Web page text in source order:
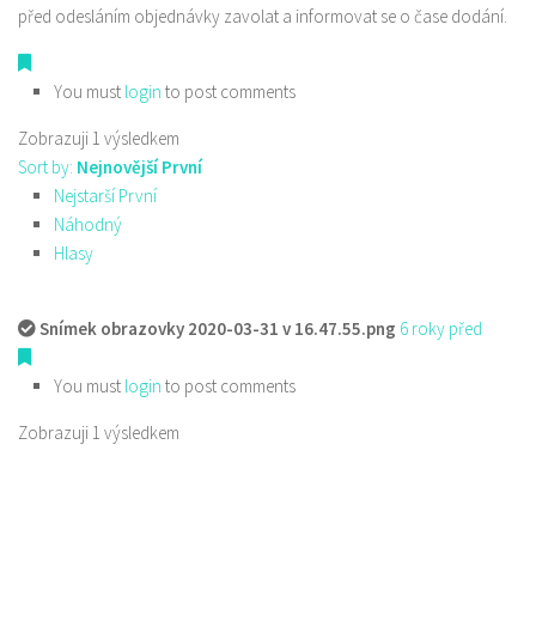
před odesláním objednávky zavolat a informovat se o čase dodání.
You must login to post comments
Zobrazuji 1 výsledkem
Sort by: Nejnovější První
Nejstarší První
Náhodný
Hlasy
Snímek obrazovky 2020-03-31 v 16.47.55.png 6 roky před
You must login to post comments
Zobrazuji 1 výsledkem